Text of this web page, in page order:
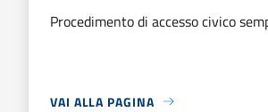
Procedimento di accesso civico
VAI ALLA PAGINA